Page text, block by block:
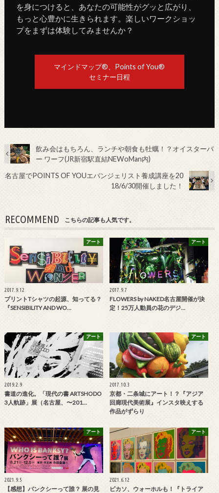
を身につけると、あなたの可能性がグッと広がり、
もっと心豊かに生きられます。楽しいワークショッ
プをまずは体験してみませんか？
マインドマップ®、Points of You®
セミナー日程
飲み会はもちろん、ランチや朝食も牡蠣！？オイスターバ
ー ワーフ(JR新宿駅直結NEWoMan内)
名古屋でPOINTS OF YOUエバンジェリスト養成講座を20
18/6/30開催しました！
RECOMMEND こちらの記事も人気です。
アート
2017.9.12
プリントTシャツの起源、知ってる？
『SENSIBILITY AND WO…
アート
2017.9.7
FLOWERS by NAKED名古屋開催が決
定！25万人動員の花のデジ…
アート
2019.2.9
書道の進化。「現代の書 ARTSHODO
3人軌跡」展（名古屋、〜201…
アート
2017.10.3
京都・二条城にアート！？『アジア
回廊現代美術展』インスタ映えする
作品がずらり
アート
2021.9.5
【感想】バンクシーって誰？ 展の見
アート
2021.6.12
ピカソ、ウォーホルも！『トライア